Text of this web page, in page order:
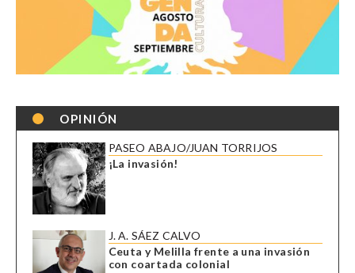
OPINIÓN
PASEO ABAJO/JUAN TORRIJOS
¡La invasión!
J. A. SÁEZ CALVO
Ceuta y Melilla frente a una invasión
con coartada colonial